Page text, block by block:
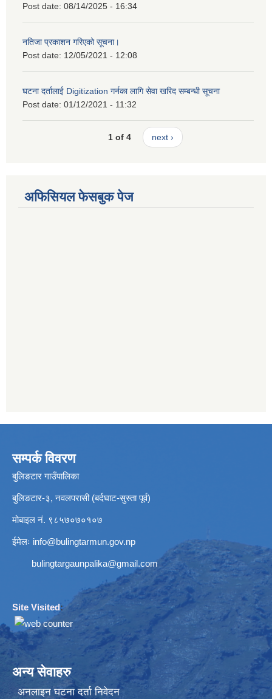
Post date: 08/14/2025 - 16:34
नतिजा प्रकाशन गरिएको सूचना।
Post date: 12/05/2021 - 12:08
घटना दर्तालाई Digitization गर्नका लागि सेवा खरिद सम्बन्धी सूचना
Post date: 01/12/2021 - 11:32
1 of 4 next ›
अफिसियल फेसबुक पेज
सम्पर्क विवरण
बुलिङटार गाउँपालिका
बुलिङटार-३, नवलपरासी (बर्दघाट-सुस्ता पूर्व)
मोबाइल नं. ९८५७०७०१०७
ईमेलः info@bulingtarmun.gov.np
bulingtargaunpalika@gmail.com
Site Visited:
अन्य सेवाहरु
अनलाइन घटना दर्ता निवेदन